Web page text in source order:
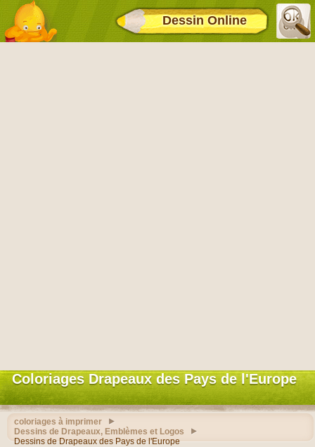
Dessin Online
Coloriages Drapeaux des Pays de l'Europe
coloriages à imprimer
Dessins de Drapeaux, Emblèmes et Logos
Dessins de Drapeaux des Pays de l'Europe